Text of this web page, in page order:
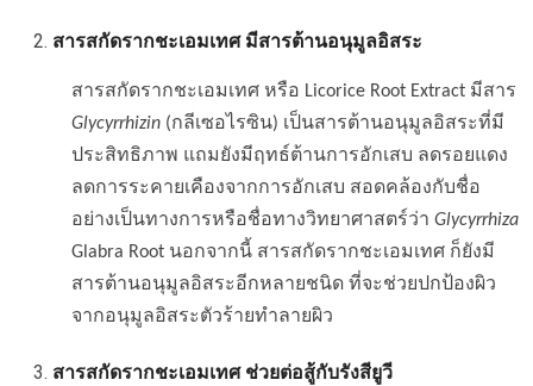
สารสกัดรากชะเอมเทศ มีสารต้านอนุมูลอิสระ
สารสกัดรากชะเอมเทศ หรือ Licorice Root Extract มีสาร
Glycyrrhizin (กลีเซอไรซิน) เป็นสารต้านอนุมูลอิสระที่มี
ประสิทธิภาพ แถมยังมีฤทธ์ต้านการอักเสบ ลดรอยแดง
ลดการระคายเคืองจากการอักเสบ สอดคล้องกับชื่อ
อย่างเป็นทางการหรือชื่อทางวิทยาศาสตร์ว่า Glycyrrhiza
Glabra Root นอกจากนี้ สารสกัดรากชะเอมเทศ ก็ยังมี
สารต้านอนุมูลอิสระอีกหลายชนิด ที่จะช่วยปกป้องผิว
จากอนุมูลอิสระตัวร้ายทำลายผิว
สารสกัดรากชะเอมเทศ ช่วยต่อสู้กับรังสียูวี